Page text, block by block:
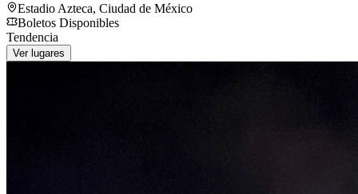
Estadio Azteca, Ciudad de México
Boletos Disponibles
Tendencia
Ver lugares